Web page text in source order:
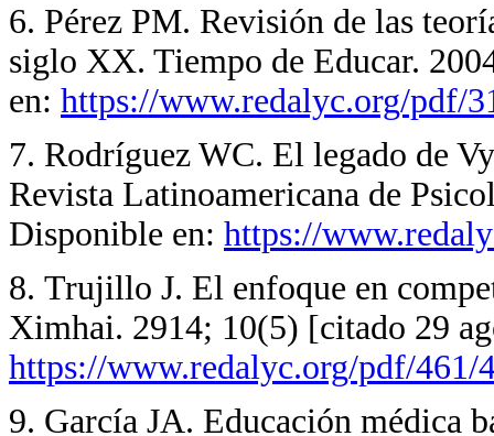
6. Pérez PM. Revisión de las
siglo XX. Tiempo de Educar.
en: https://www.redalyc.org/pdf/
7. Rodríguez WC. El legado de
Revista Latinoamericana de
Disponible en: https://
8. Trujillo J. El enfoque en
Ximhai. 2914; 10(5) [citado 29
https://www.redalyc.org/pdf/461/
9. García JA. Educación médica